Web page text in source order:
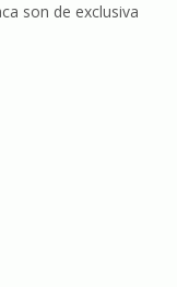
son de exclusiva